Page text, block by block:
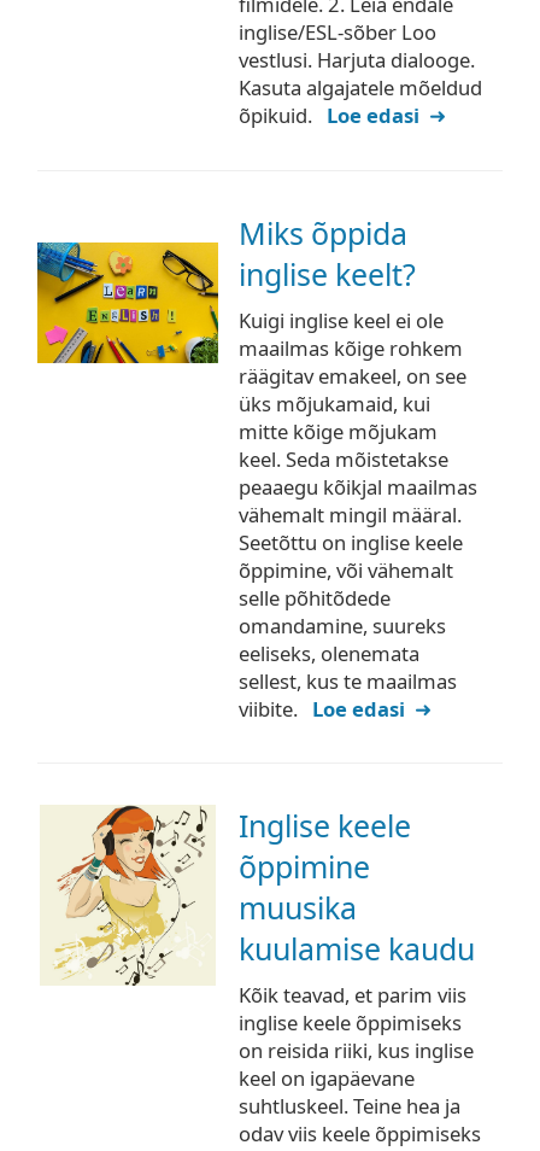
inglise/ESL-sõber Loo
vestlusi. Harjuta dialooge.
Kasuta algajatele mõeldud
õpikuid. Loe edasi
Miks õppida
inglise keelt?
Kuigi inglise keel ei ole
maailmas kõige rohkem
räägitav emakeel, on see
üks mõjukamaid, kui
mitte kõige mõjukam
keel. Seda mõistetakse
peaaegu kõikjal maailmas
vähemalt mingil määral.
Seetõttu on inglise keele
õppimine, või vähemalt
selle põhitõdede
omandamine, suureks
eeliseks, olenemata
sellest, kus te maailmas
viibite. Loe edasi
Inglise keele
õppimine
muusika
kuulamise kaudu
Kõik teavad, et parim viis
inglise keele õppimiseks
on reisida riiki, kus inglise
keel on igapäevane
suhtluskeel. Teine hea ja
odav viis keele õppimiseks